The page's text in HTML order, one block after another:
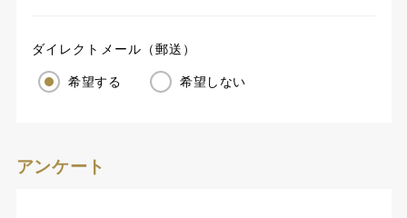
ダイレクトメール（郵送）
希望する 希望しない
アンケート